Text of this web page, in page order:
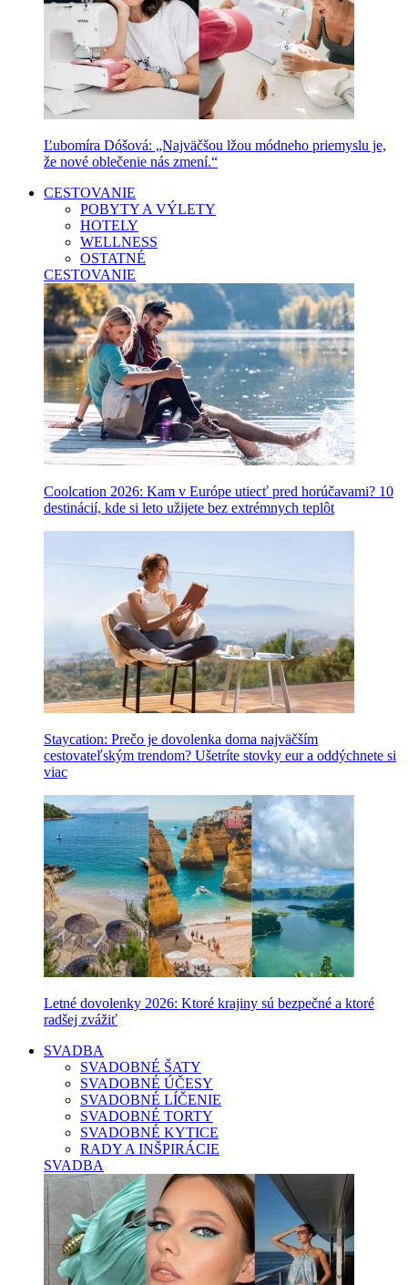
Ľubomíra Dóšová: „Najväčšou lžou módneho priemyslu je,
že nové oblečenie nás zmení.“
CESTOVANIE
POBYTY A VÝLETY
HOTELY
WELLNESS
OSTATNÉ
CESTOVANIE
Coolcation 2026: Kam v Európe utiecť pred horúčavami? 10
destinácií, kde si leto užijete bez extrémnych teplôt
Staycation: Prečo je dovolenka doma najväčším
cestovateľským trendom? Ušetríte stovky eur a oddýchnete si
viac
Letné dovolenky 2026: Ktoré krajiny sú bezpečné a ktoré
radšej zvážiť
SVADBA
SVADOBNÉ ŠATY
SVADOBNÉ ÚČESY
SVADOBNÉ LÍČENIE
SVADOBNÉ TORTY
SVADOBNÉ KYTICE
RADY A INŠPIRÁCIE
SVADBA